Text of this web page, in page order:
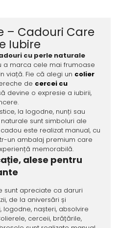
– Cadouri Care
Iubire
cu perle naturale
a marca cele mai frumoase
viață. Fie că alegi un colier
de cercei cu
devine o expresie a iubirii,
la logodne, nunți sau
sunt simboluri ale
este realizat manual, cu
un ambalaj premium care
memorabilă.
alese pentru
sunt apreciate ca daruri
de la aniversări și
nașteri, absolvire
cerceii, brățările,